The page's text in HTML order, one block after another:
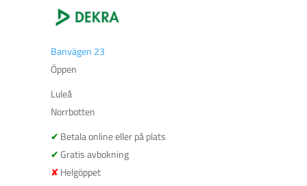
Banvägen 23
Öppen
Luleå
Norrbotten
Betala online eller på plats
Gratis avbokning
Helgöppet